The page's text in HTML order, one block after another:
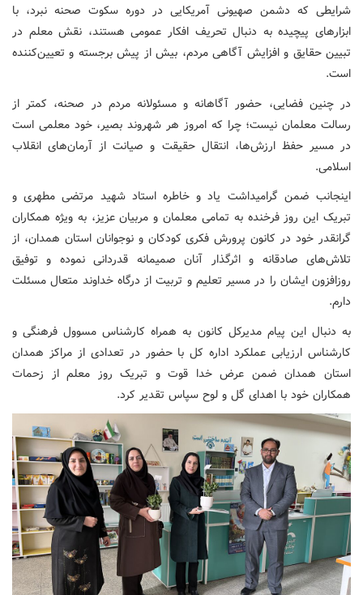
شرایطی که دشمن صهیونی آمریکایی در دوره سکوت صحنه نبرد، با
ابزارهای پیچیده به دنبال تحریف افکار عمومی هستند، نقش معلم در
تبیین حقایق و افزایش آگاهی مردم، بیش از پیش برجسته و تعیین‌کننده
است.
در چنین فضایی، حضور آگاهانه و مسئولانه مردم در صحنه، کمتر از
رسالت معلمان نیست؛ چرا که امروز هر شهروند بصیر، خود معلمی است
در مسیر حفظ ارزش‌ها، انتقال حقیقت و صیانت از آرمان‌های انقلاب
اسلامی.
اینجانب ضمن گرامیداشت یاد و خاطره استاد شهید مرتضی مطهری و
تبریک این روز فرخنده به تمامی معلمان و مربیان عزیز، به ویژه همکاران
گرانقدر خود در کانون پرورش فکری کودکان و نوجوانان استان همدان، از
تلاش‌های صادقانه و اثرگذار آنان صمیمانه قدردانی نموده و توفیق
روزافزون ایشان را در مسیر تعلیم و تربیت از درگاه خداوند متعال مسئلت
دارم.
به دنبال این پیام مدیرکل کانون به همراه کارشناس مسوول فرهنگی و
کارشناس ارزیابی عملکرد اداره کل با حضور در تعدادی از مراکز همدان
استان همدان ضمن عرض خدا قوت و تبریک روز معلم از زحمات
همکاران خود با اهدای گل و لوح سپاس تقدیر کرد.